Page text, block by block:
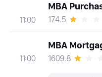
11:00
MBA
174.5
11:00
MBA
1609.8